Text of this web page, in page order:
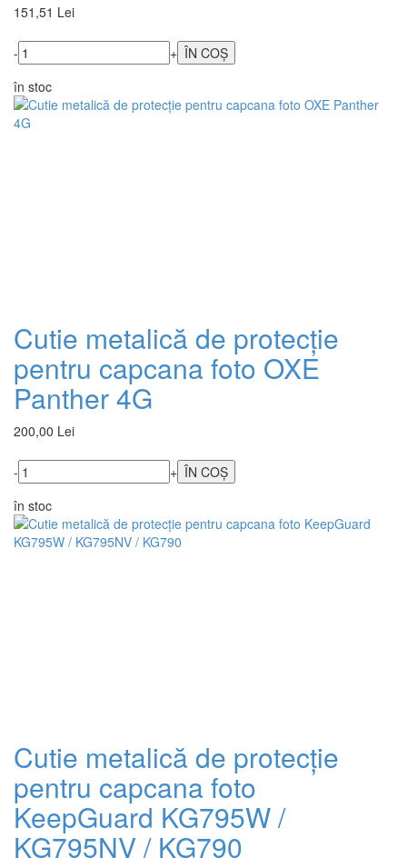
151,51 Lei
-
+
în stoc
Cutie metalică de protecție
pentru capcana foto OXE
Panther 4G
200,00 Lei
-
+
în stoc
Cutie metalică de protecție
pentru capcana foto
KeepGuard KG795W /
KG795NV / KG790